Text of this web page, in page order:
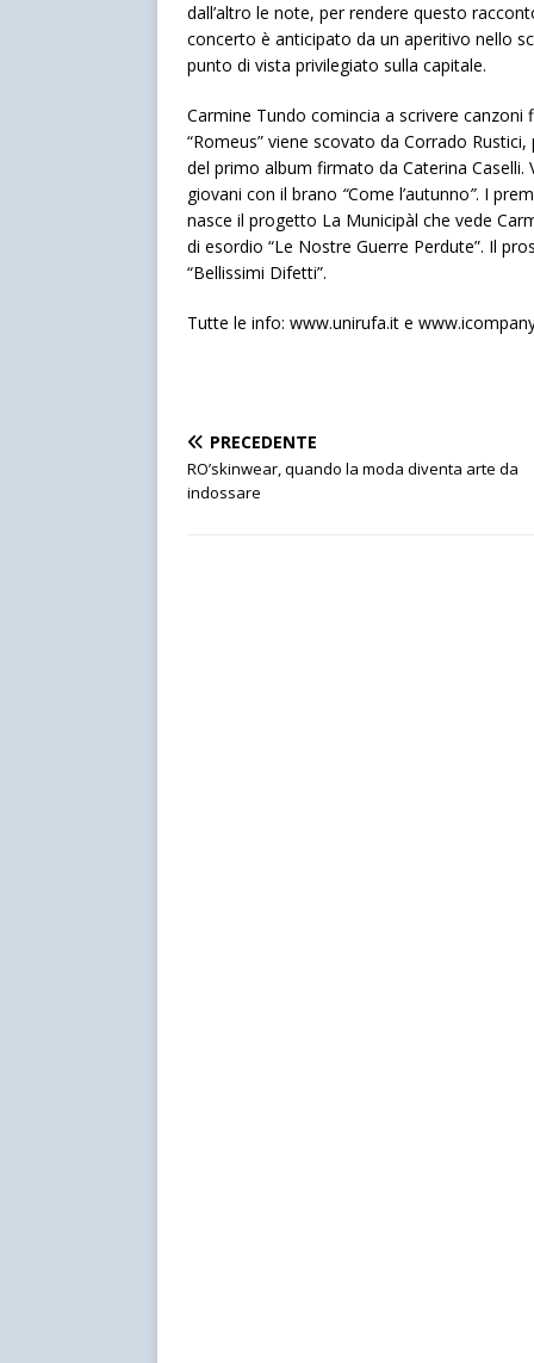
dall’altro le note, per rendere questo
concerto è anticipato da un aperitivo nello
punto di vista privilegiato sulla capitale.
Carmine Tundo comincia a scrivere
“Romeus” viene scovato da Corrado
del primo album firmato da Caterina Caselli.
giovani con il brano “Come l’autunno”. I
nasce il progetto La Municipàl che vede
di esordio “Le Nostre Guerre Perdute”. Il
“Bellissimi Difetti”.
Tutte le info: www.unirufa.it e
PRECEDENTE
RO’skinwear, quando la moda diventa arte da
indossare